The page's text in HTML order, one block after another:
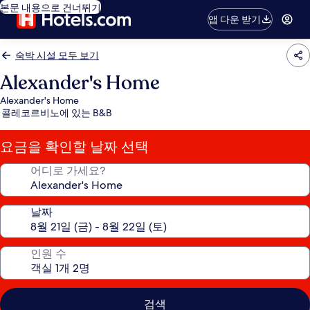
본문 내용으로 건너뛰기
앱 다운 받기
숙박 시설 모두 보기
Alexander's Home
Alexander's Home
콜레코르비노에 있는 B&B
요금을 확인할 날짜 선택
어디로 가세요?
날짜
인원 수
검색